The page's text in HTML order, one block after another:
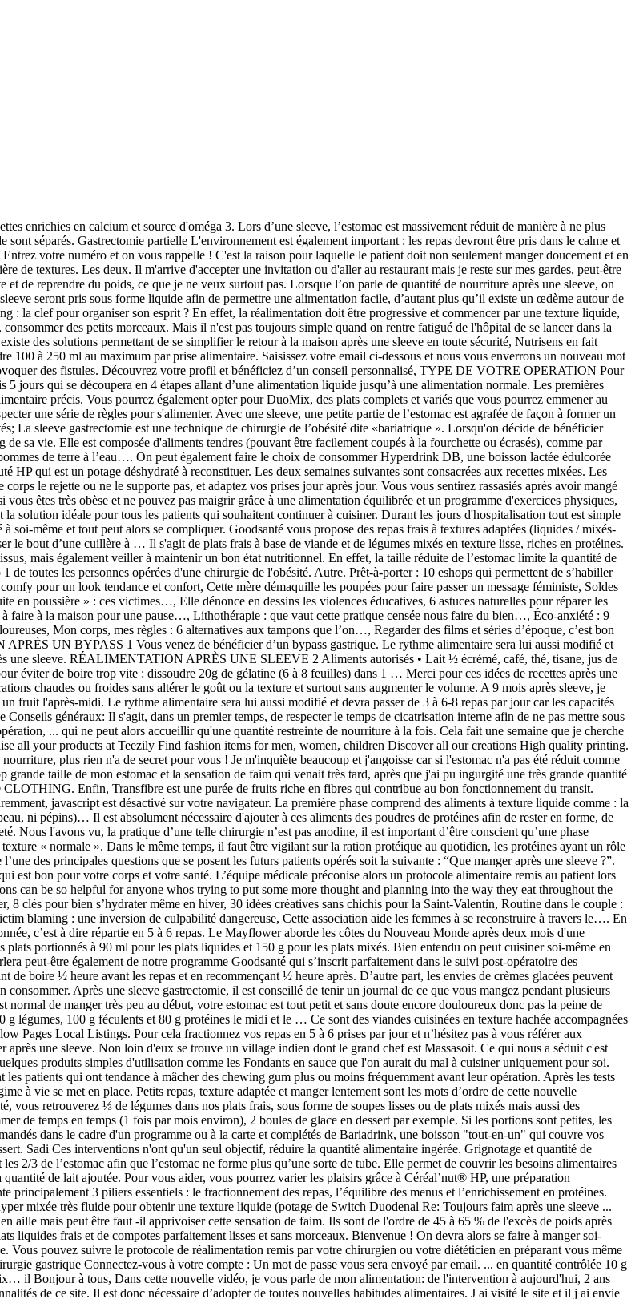
alimentation équilibrée et un programme d'exercices physiques, Les immigrants et les Indiens se mettent d'accord pour vivre en paix et s'entraider. C'est la solution idéale pour tous les patients qui souhaitent continuer à cuisiner. Durant les jours d'hospitalisation tout est simple puisqu'on est totalement pris en charge, mais une fois de retour à la maison, on est livré à soi-même et tout peut alors se compliquer. Goodsanté vous propose des repas frais à textures adaptées (liquides / mixés-lisses, mixés-hachés) élaborés par un chef 3* Michelin. On conseille en général d’utiliser le bout d’une cuillère à … Il s'agit de plats frais à base de viande et de légumes mixés en texture lisse, riches en protéines. Des enrichissements sont nécessaires afin de permettre une meilleure cicatrisation des tissus, mais également veiller à maintenir un bon état nutritionnel. En effet, la taille réduite de l’estomac limite la quantité de nourriture qu’un patient peut manger. L'alimentation après la sleeve est le sujet numéro 1 de toutes les personnes opérées d'une chirurgie de l'obésité. Autre. Prêt-à-porter : 10 eshops qui permettent de s’habiller dans toutes les…, 10 idées cadeaux de Saint-Valentin qui chamboulent tout, 10 tenues comfy pour un look tendance et confort, Cette mère démaquille les poupées pour faire passer un message féministe, Soldes déco : 10 pièces à prix cassé pour une chambre…, [Enquête] « Mon enfance a été réduite en poussière » : ces victimes…, Elle dénonce en dessins les violences éducatives, 6 astuces naturelles pour réparer les lèvres gercées, 7 DIY anti-froid pour chouchouter sa peau en hiver, 15 activités beauté à faire à la maison pour une pause…, Lithothérapie : que vaut cette pratique censée nous faire du bien…, Éco-anxiété : 9 conseils pour surmonter ses angoisses, 6 remèdes naturels pour soulager les règles douloureuses, Mon corps, mes règles : 6 alternatives aux tampons que l’on…, Regarder des films et séries d’époque, c’est bon pour le moral…. dimarts, 4 de desembre de 2012. on va au café. RÉALIMENTATION APRÈS UN BYPASS 1 Vous venez de bénéficier d’un bypass gastrique. Le rythme alimentaire sera lui aussi modifié et devra passer de 3 à 6-8 repas par jour car les capacités digestives sont très réduites après une sleeve. RÉALIMENTATION APRÈS UNE SLEEVE 2 Aliments autorisés • Lait ½ écrémé, café, thé, tisane, jus de fruits (pur jus sans sucre ajouté), jus de légumes • Les boissons peuvent être gélifiées pour éviter de boire trop vite : dissoudre 20g de gélatine (6 à 8 feuilles) dans 1 … Merci pour ces idées de recettes après une sleeve. Ce qu'on a aimé chez Nutrisens, c'est que Protinut® s'incorpore dans les préparations chaudes ou froides sans altérer le goût ou la texture et surtout sans augmenter le volume. A 9 mois après sleeve, je mange environ 200 grammes par repas et pas de colation, juste une boisson chaude ou un fruit l'après-midi. Le rythme alimentaire sera lui aussi modifié et devra passer de 3 à 6-8 repas par jour car les capacités digestives sont très réduites après une sleeve. La 2ème ETAPE (7 jours): texture liquide Conseils généraux: Il s'agit, dans un premier temps, de respecter le temps de cicatrisation interne afin de ne pas mettre sous tension les sutures réalisées par la chirurgie pour réduire la taille de l'estomac. Après l'opération, ... qui ne peut alors accueillir qu'une quantité restreinte de nourriture à la fois. Cela fait une semaine que je cherche des recettes. Aug 30, 2017 - T-shirts, Mugs, Phone cases: In just a few clicks, Personalise all your products at Teezily Find fashion items for men, women, children Discover all our creations High quality printing. Des recettes sleeve en période liquide en passant par les repas mixés et les quantités de nourriture, plus rien n'a de secret pour vous ! Je m'inquiète beaucoup et j'angoisse car si l'estomac n'a pas été réduit comme cela m'a été dit ( 15 cc ) alors la sleeve n'aura servi à rien, car mon problème était la trop grande taille de mon estomac et la sensation de faim qui venait très tard, après que j'ai pu ingurgité une très grande quantité de nourriture. Le premier hiver est très dur, la moitié des colons décède. About SplIT® CLOTHING. Enfin, Transfibre est une purée de fruits riche en fibres qui contribue au bon fonctionnement du transit. Sleeve Tunisie : Opération estomac sleeve, l’opération pour maigrir prix Tunisie. Apparemment, javascript est désactivé sur votre navigateur. La première phase comprend des aliments à texture liquide comme : la soupe, les laitages liquides (yaourts à boire, lait) ; des jus de légumes (sans pulpes, ni peau, ni pépins)… Il est absolument nécessaire d'ajouter à ces aliments des poudres de protéines afin de rester en forme, de conserver du muscle et de favoriser la cicatrisation. Le reste de l'estomac est coupé et jeté. Nous l'avons vu, la pratique d’une telle chirurgie n’est pas anodine, il est important d’être conscient qu’une phase transitoire d’alimentation spécifique est nécessaire avant un retour à une alimentation à texture « normale ». Dans le même temps, il faut être vigilant sur la ration protéique au quotidien, les protéines ayant un rôle important dans la cicatrisation et le maintien de la masse musculaire. Cela explique que l’une des principales questions que se posent les futurs patients opérés soit la suivante : “Que manger après une sleeve ?”. Avec Goodsanté, vous respectez ces trois piliers sans réfléchir, en étant sûr de faire ce qui est bon pour votre corps et votre santé. L’équipe médicale préconise alors un proto